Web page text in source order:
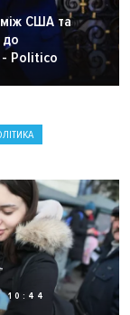
США та
до
- Politico
10:44